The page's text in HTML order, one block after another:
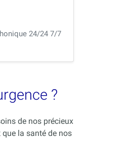
24/24 7/7
?
de nos précieux
la santé de nos